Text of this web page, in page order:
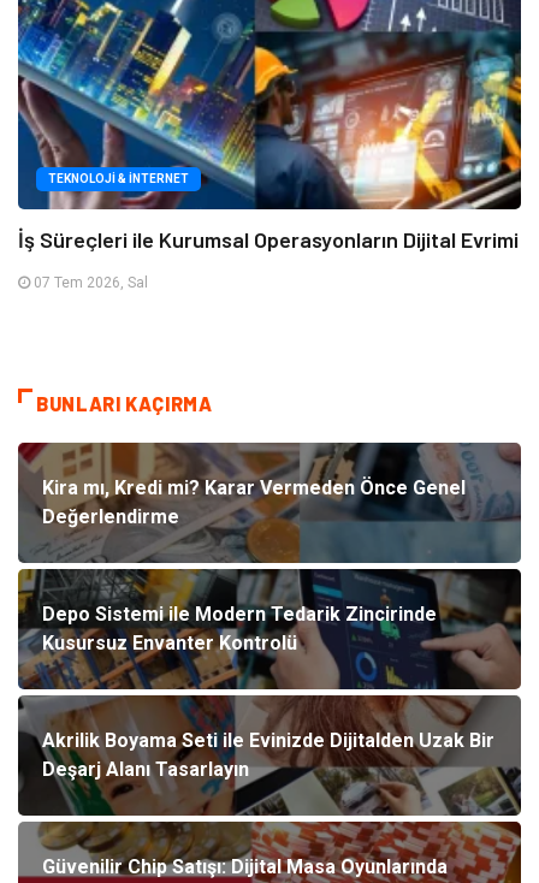
TEKNOLOJI & İNTERNET
İş Süreçleri ile Kurumsal Operasyonların Dijital Evrimi
07 Tem 2026, Sal
BUNLARI KAÇIRMA
Kira mı, Kredi mi? Karar Vermeden Önce Genel
Değerlendirme
Depo Sistemi ile Modern Tedarik Zincirinde
Kusursuz Envanter Kontrolü
Akrilik Boyama Seti ile Evinizde Dijitalden Uzak Bir
Deşarj Alanı Tasarlayın
Güvenilir Chip Satışı: Dijital Masa Oyunlarında